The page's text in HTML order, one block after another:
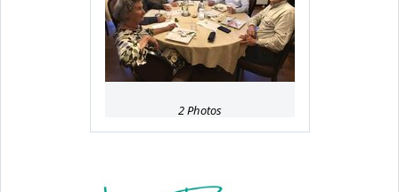
2 Photos